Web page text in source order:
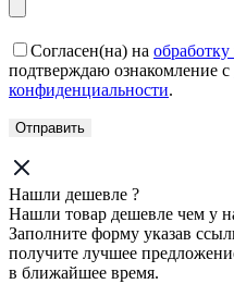
Согласен(на) на
подтверждаю ознакомление с
конфиденциальности.
Нашли дешевле ?
Нашли товар дешевле чем у
Заполните форму указав
получите лучшее
в ближайшее время.